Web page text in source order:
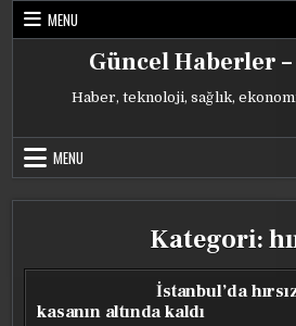
Skip
MENU
Güncel Haberler
Haber, teknoloji, sağlık,
MENU
Kategori:
İstanbul’da
kasanın altında kaldı